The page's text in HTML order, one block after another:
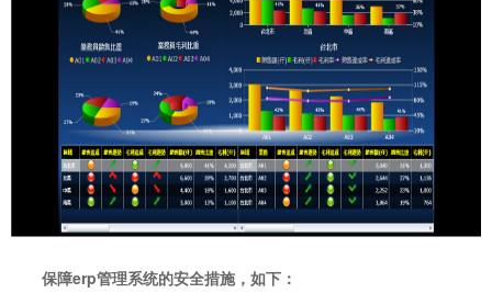
保障erp管理系统的安全措施，如下：